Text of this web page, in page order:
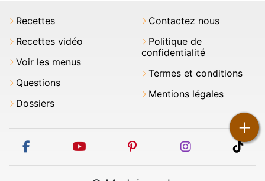
+
Recettes
Recettes vidéo
Voir les menus
Questions
Dossiers
Contactez nous
Politique de
confidentialité
Termes et conditions
Mentions légales
facebook youtube pinterest instagram